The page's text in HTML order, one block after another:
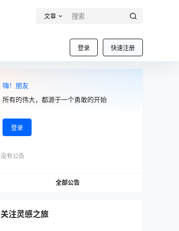
文章
登录 快速注册
嗨！朋友
所有的伟大，都源于一个勇敢的开始
登录
没有公告
全部公告
关注灵感之旅